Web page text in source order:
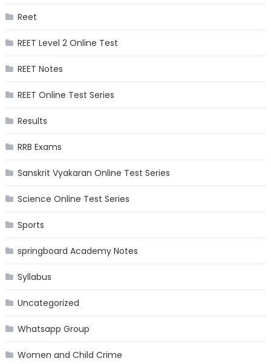
Reet
REET Level 2 Online Test
REET Notes
REET Online Test Series
Results
RRB Exams
Sanskrit Vyakaran Online Test Series
Science Online Test Series
Sports
springboard Academy Notes
Syllabus
Uncategorized
Whatsapp Group
Women and Child Crime